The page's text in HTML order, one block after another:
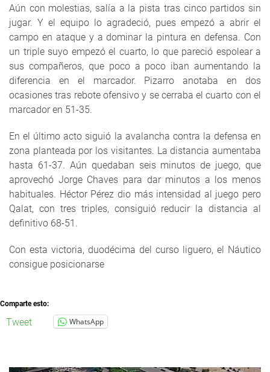
Aún con molestias, salía a la pista tras cinco partidos sin
jugar. Y el equipo lo agradeció, pues empezó a abrir el
campo en ataque y a dominar la pintura en defensa. Con
un triple suyo empezó el cuarto, lo que pareció espolear a
sus compañeros, que poco a poco iban aumentando la
diferencia en el marcador. Pizarro anotaba en dos
ocasiones tras rebote ofensivo y se cerraba el cuarto con el
marcador en 51-35.
En el último acto siguió la avalancha contra la defensa en
zona planteada por los visitantes. La distancia aumentaba
hasta 61-37. Aún quedaban seis minutos de juego, que
aprovechó Jorge Chaves para dar minutos a los menos
habituales. Héctor Pérez dio más intensidad al juego pero
Qalat, con tres triples, consiguió reducir la distancia al
definitivo 68-51.
Con esta victoria, duodécima del curso liguero, el Náutico
consigue posicionarse
Comparte esto:
Tweet WhatsApp